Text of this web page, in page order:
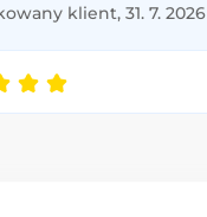
klient, 31. 7. 2026